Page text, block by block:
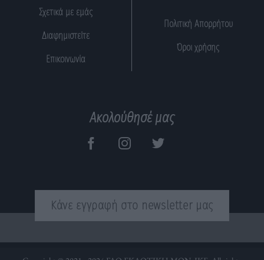
Σχετικά με εμάς
Διαφημιστείτε
Επικοινωνία
Πολιτική Απορρήτου
Όροι χρήσης
Ακολούθησέ μας
Κάνε εγγραφή στο newsletter μας